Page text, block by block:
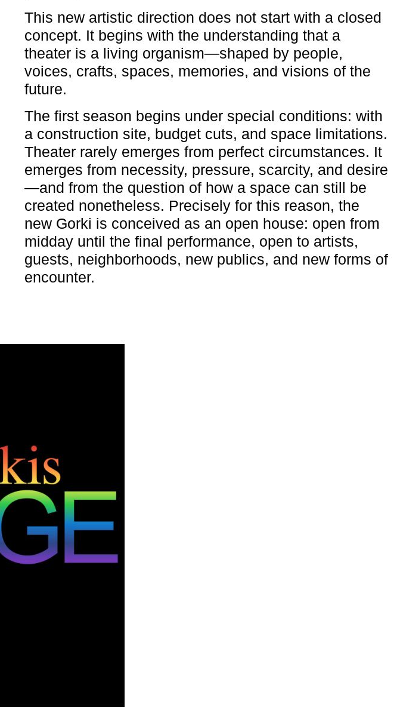
This new artistic direction does not start with a closed
concept. It begins with the understanding that a
theater is a living organism—shaped by people,
voices, crafts, spaces, memories, and visions of the
future.
The first season begins under special conditions: with
a construction site, budget cuts, and space limitations.
Theater rarely emerges from perfect circumstances. It
emerges from necessity, pressure, scarcity, and desire
—and from the question of how a space can still be
created nonetheless. Precisely for this reason, the
new Gorki is conceived as an open house: open from
midday until the final performance, open to artists,
guests, neighborhoods, new publics, and new forms of
encounter.